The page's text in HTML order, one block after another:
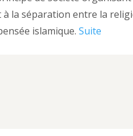
à la séparation entre la
islamique.Suite